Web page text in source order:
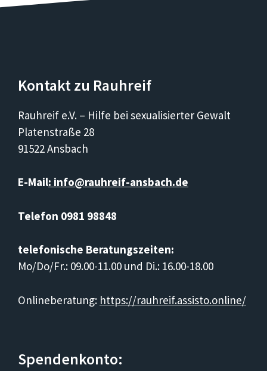
Kontakt zu Rauhreif
Rauhreif e.V. – Hilfe bei sexualisierter Gewalt
Platenstraße 28
91522 Ansbach
E-Mail: info@rauhreif-ansbach.de
Telefon 0981 98848
telefonische Beratungszeiten:
Mo/Do/Fr.: 09.00-11.00 und Di.: 16.00-18.00
Onlineberatung: https://rauhreif.assisto.online/
Spendenkonto: